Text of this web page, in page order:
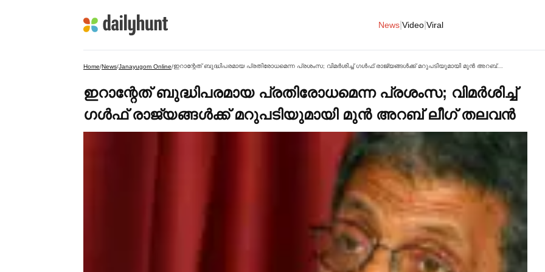
News Video Viral
Home/News/Janayugom Online/ ഇറാന്റേത് ബുദ്ധിപരമായ പ്രതിരോധമെന്ന പ്രശംസ; വിമര്‍ശിച്ച്‌ ഗള്‍ഫ് രാജ്യങ്ങള്‍ക്ക് മറുപടിയുമായി മുന്‍ അറബ് ലീഗ് തലവന്‍
ഇറാന്റേത് ബുദ്ധിപരമായ പ്രതിരോധമെന്ന പ്രശംസ; വിമര്‍ശിച്ച്‌
ഗള്‍ഫ് രാജ്യങ്ങള്‍ക്ക് മറുപടിയുമായി മുന്‍ അറബ് ലീഗ് തലവന്‍